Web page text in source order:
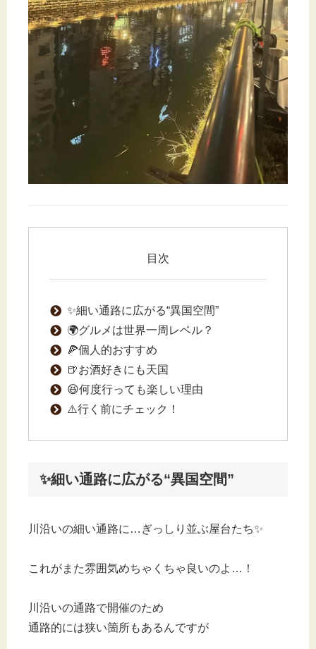
目次
✨細い通路に広がる“異国空間”
🌍グルメは世界一周レベル？
🍕個人的おすすめ
🍺お酒好きにも天国
😆何度行っても楽しい理由
⚠️行く前にチェック！
✨細い通路に広がる“異国空間”
川沿いの細い通路に…ぎっしり並ぶ屋台たち✨
これがまた雰囲気めちゃくちゃ良いのよ…！
川沿いの通路で開催のため
通路的には狭い箇所もあるんですが